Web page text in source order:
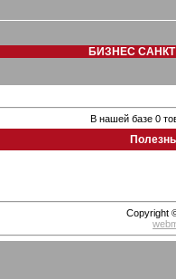
БИЗНЕС
В нашей базе 0
Copyright